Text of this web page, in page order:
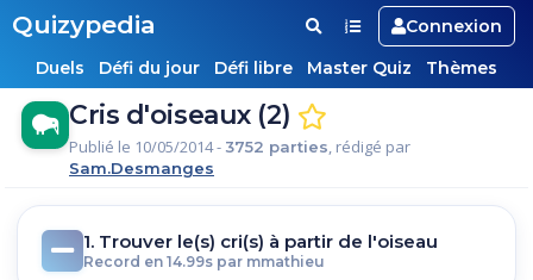
Quizypedia
Connexion
Duels
Défi du jour Défi libre Master Quiz Thèmes
Cris d'oiseaux (2)
Publié le 10/05/2014 - 3752 parties, rédigé par
Sam.Desmanges
1. Trouver le(s) cri(s) à partir de l'oiseau
Record en 14.99s par mmathieu